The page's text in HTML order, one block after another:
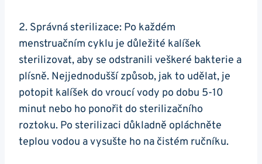
2. Správná sterilizace: Po každém
menstruačním cyklu je důležité kalíšek
sterilizovat, aby se odstranili veškeré bakterie a
plísně. Nejjednodušší způsob, jak to udělat, je
potopit kalíšek do vroucí vody po dobu 5-10
minut nebo ho ponořit do sterilizačního
roztoku. Po sterilizaci důkladně opláchněte
teplou vodou a vysušte ho na čistém ručníku.